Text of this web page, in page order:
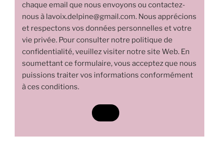
chaque email que nous envoyons ou contactez-
nous à lavoix.delpine@gmail.com. Nous apprécions
et respectons vos données personnelles et votre
vie privée. Pour consulter notre politique de
confidentialité, veuillez visiter notre site Web. En
soumettant ce formulaire, vous acceptez que nous
puissions traiter vos informations conformément
à ces conditions.